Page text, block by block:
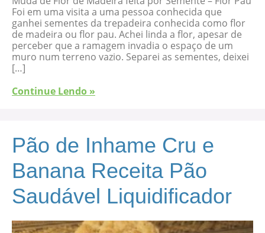
Foi em uma visita a uma pessoa conhecida que
ganhei sementes da trepadeira conhecida como flor
de madeira ou flor pau. Achei linda a flor, apesar de
perceber que a ramagem invadia o espaço de um
muro num terreno vazio. Separei as sementes, deixei
[…]
Continue Lendo »
Pão de Inhame Cru e
Banana Receita Pão
Saudável Liquidificador